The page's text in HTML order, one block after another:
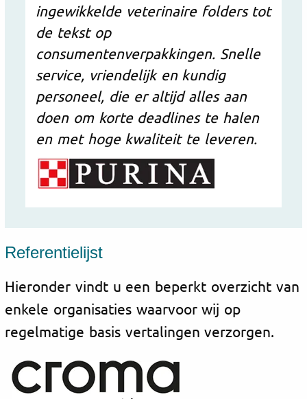
ingewikkelde veterinaire folders tot
de tekst op
consumentenverpakkingen. Snelle
service, vriendelijk en kundig
personeel, die er altijd alles aan
doen om korte deadlines te halen
en met hoge kwaliteit te leveren.
Referentielijst
Hieronder vindt u een beperkt overzicht van
enkele organisaties waarvoor wij op
regelmatige basis vertalingen verzorgen.